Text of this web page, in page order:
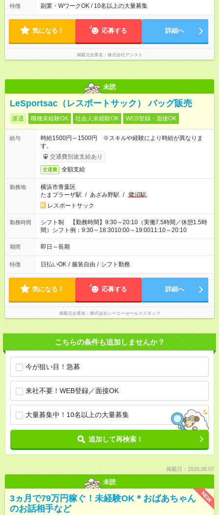
日勤：08:00～17:00 ■夜勤：20:00～05:00 ※現場状況よって異
なります ※早く終われば1現場4～8時間勤務もあり ☆週3～勤務
OK！ ☆現場が早く終わっても日給全額保証！ ☆ご希望の方は
「日勤＋夜勤」も可能！
特徴 副業・WワークOK / 10名以上の大量募集
気になる！ 応募する 詳細へ
掲載元企業名 株式会社アシスト
未読
LeSportsac（レスポートサック） バッグ販売
派遣 職種未経験OK 社会人未経験OK WEB登録・面接OK
給与
時給1500円～1500円 ※スキルや経験により時給が異なりま
す。
交通費別途支給あり
交通費 全額支給
勤務地
横浜市青葉区
たまプラーザ駅 / あざみ野駅 / 鷺沼駅
レスポートサック
勤務時間
シフト制 【勤務時間】9:30～20:10（実働7.5時間／休憩1.5時
間）シフト例：9:30～18:3010:00～19:0011:10～20:10
期間 即日～長期
特徴 日払いOK / 服装自由 / シフト勤務
気になる！ 応募する 詳細へ
掲載元企業名 株式会社シーエーセールススタッフ
こちらの条件も追加しませんか？
今が狙い目！急募
来社不要！WEB登録／面接OK
大量募集中！10名以上の大量募集
追加して再検索！
掲載日：2026.08.07
未読
NEW
3ヵ月で79万円稼ぐ！未経験OK＊おばあちゃん
のお話相手など